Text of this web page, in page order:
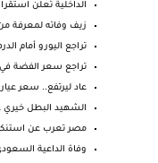
الداخلية تعلن
زيف وفاته لمعرفة
تراجع اليورو أمام
تراجع سعر الفضة في
عاد ليرتفع.. سعر
‏الشهيد البطل خيري علقم 21 عاماً الثائر
مصر تعرب عن
وفاة الداعية